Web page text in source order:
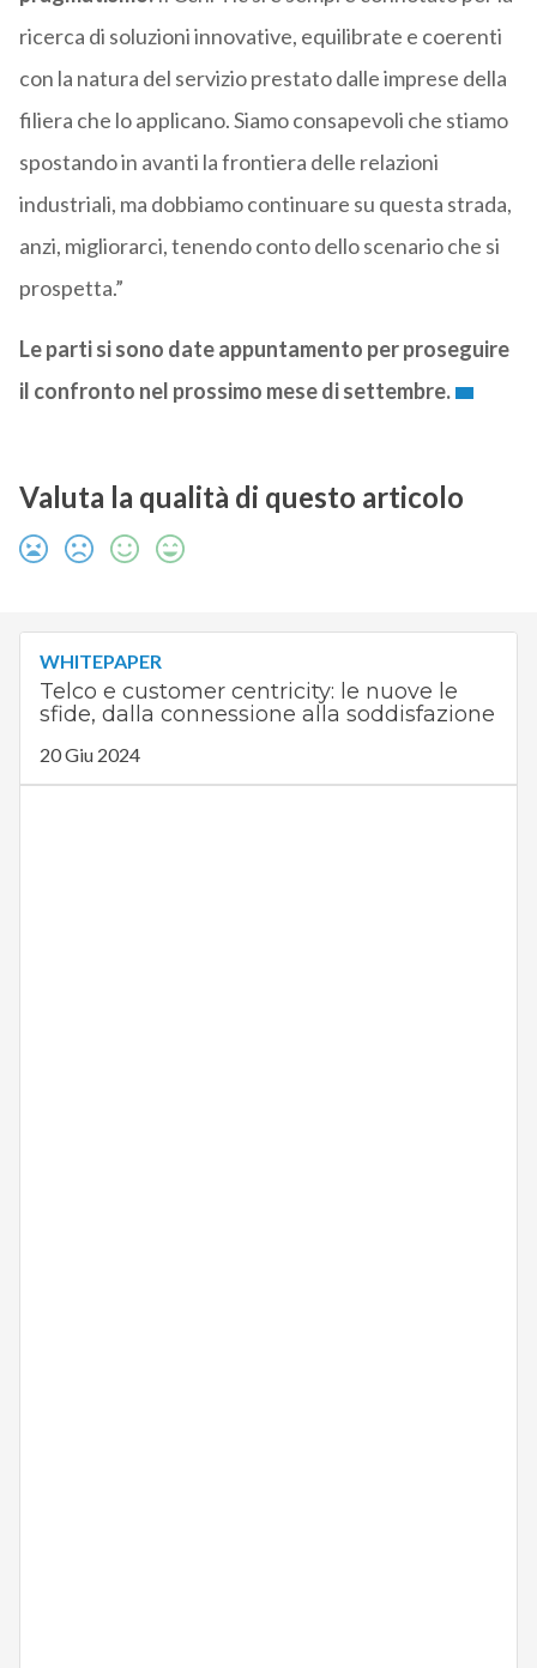
ricerca di soluzioni innovative, equilibrate e coerenti
con la natura del servizio prestato dalle imprese della
filiera che lo applicano. Siamo consapevoli che stiamo
spostando in avanti la frontiera delle relazioni
industriali, ma dobbiamo continuare su questa strada,
anzi, migliorarci, tenendo conto dello scenario che si
prospetta.”
Le parti si sono date appuntamento per proseguire
il confronto nel prossimo mese di settembre.
Valuta la qualità di questo articolo
WHITEPAPER
Telco e customer centricity: le nuove le
sfide, dalla connessione alla soddisfazione
20 Giu 2024